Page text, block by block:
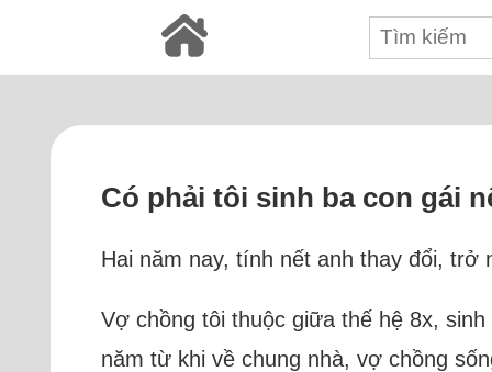
Có phải tôi sinh ba con gái
Hai năm nay, tính nết anh thay đổi,
Vợ chồng tôi thuộc giữa thế hệ 8x,
năm từ khi về chung nhà, vợ chồng